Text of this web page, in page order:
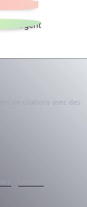
de citations avec des